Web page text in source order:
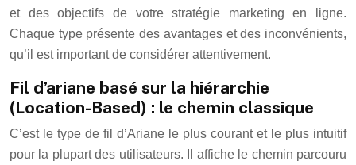
et des objectifs de votre stratégie marketing en ligne.
Chaque type présente des avantages et des inconvénients,
qu’il est important de considérer attentivement.
Fil d’ariane basé sur la hiérarchie
(Location-Based) : le chemin classique
C’est le type de fil d’Ariane le plus courant et le plus intuitif
pour la plupart des utilisateurs. Il affiche le chemin parcouru